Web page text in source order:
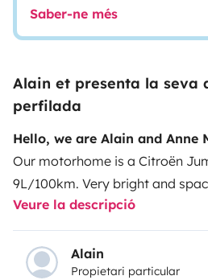
Saber-ne més
Alain et presenta la seva
perfilada
Hello, we are Alain and Anne
Our motorhome is a Citroën
9L/100km. Very bright and
sleeps four.The kitchen
refrigerator. The bathroom is
separate shower. The living
seat facing forward and two
Veure la descripció
Alain
Propietari particular